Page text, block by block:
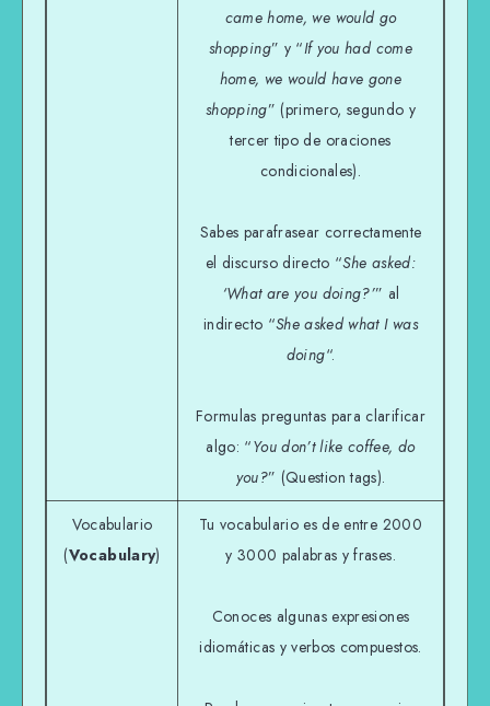
came home, we would go
shopping” y “If you had come
home, we would have gone
shopping” (primero, segundo y
tercer tipo de oraciones
condicionales).
Sabes parafrasear correctamente
el discurso directo “She asked:
‘What are you doing?’” al
indirecto “She asked what I was
doing“.
Formulas preguntas para clarificar
algo: “You don’t like coffee, do
you?” (Question tags).
Vocabulario
(Vocabulary)
Tu vocabulario es de entre 2000
y 3000 palabras y frases.
Conoces algunas expresiones
idiomáticas y verbos compuestos.